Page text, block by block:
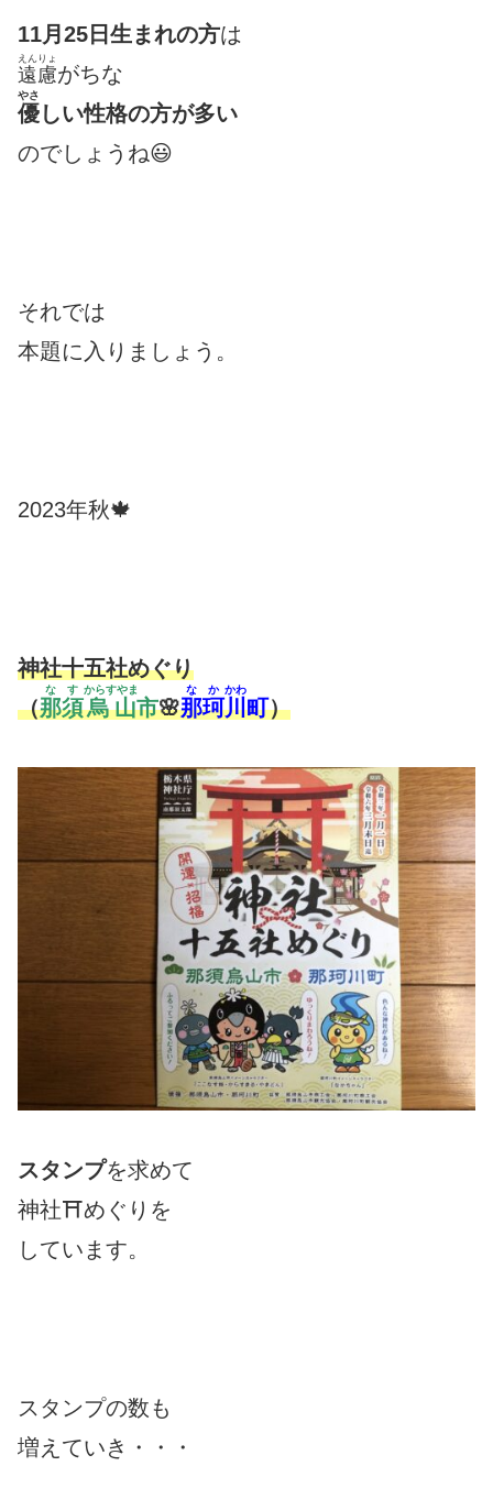
11月25日生まれの方は
遠慮
えんりょ
がちな
優
やさ
しい性格の方が多い
のでしょうね😃
それでは
本題に入りましょう。
2023年秋🍁
神社十五社めぐり
（那須
なす
烏山
からすやま
市🌸那珂
なか
川
かわ
町）
スタンプを求めて
神社⛩めぐりを
しています。
スタンプの数も
増えていき・・・